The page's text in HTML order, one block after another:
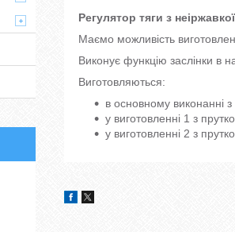
Регулятор тяги з
Маємо можливість
Виконує функцію заслінки в
Виготовляються:
в основному виконанні
у виготовленні 1 з
у виготовленні 2 з